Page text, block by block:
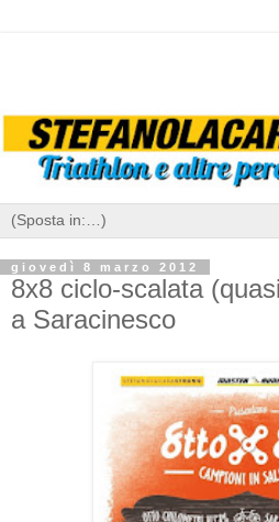
giovedì 8 marzo 2012
8x8 ciclo-scalata
a Saracinesco